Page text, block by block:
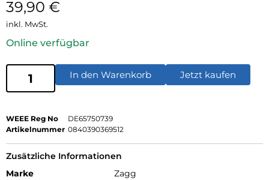
39,90 €
inkl. MwSt.
Online verfügbar
In den Warenkorb Jetzt kaufen
WEEE Reg No
DE65750739
Artikelnummer 0840390369512
Zusätzliche Informationen
Marke
Zagg